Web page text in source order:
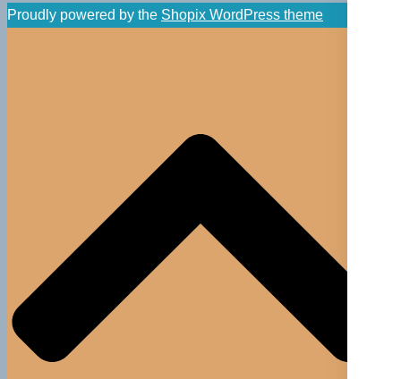
Proudly powered by the Shopix WordPress theme